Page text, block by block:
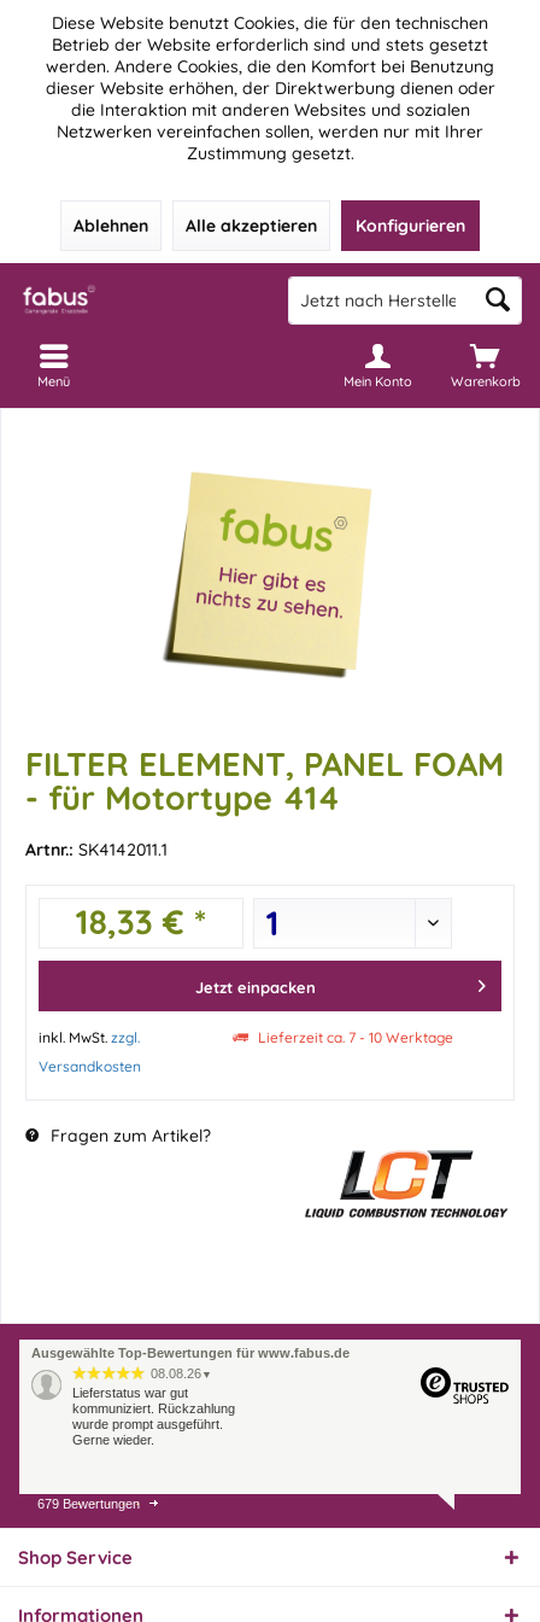
Diese Website benutzt Cookies, die für den technischen
Betrieb der Website erforderlich sind und stets gesetzt
werden. Andere Cookies, die den Komfort bei Benutzung
dieser Website erhöhen, der Direktwerbung dienen oder
die Interaktion mit anderen Websites und sozialen
Netzwerken vereinfachen sollen, werden nur mit Ihrer
Zustimmung gesetzt.
Ablehnen Alle akzeptieren Konfigurieren
Warenkorb
Mein Konto
Menü
FILTER ELEMENT, PANEL FOAM
- für Motortype 414
Artnr.: SK4142011.1
18,33 € *
Jetzt einpacken
inkl. MwSt. zzgl.
Versandkosten
Lieferzeit ca. 7 - 10 Werktage
Fragen zum Artikel?
Ausgewählte Top-Bewertungen für www.fabus.de
08.08.26 ▼
Lieferstatus war gut
kommuniziert. Rückzahlung
wurde prompt ausgeführt.
Gerne wieder.
07.08.26
Endlich das richtige
679 Bewertungen
Shop Service
Informationen